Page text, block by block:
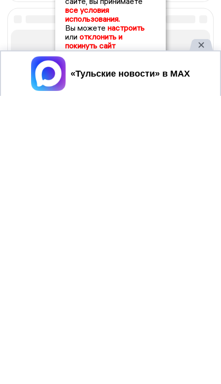
все условия
использования.
Вы можете настроить
или отклонить и
покинуть сайт
Принять